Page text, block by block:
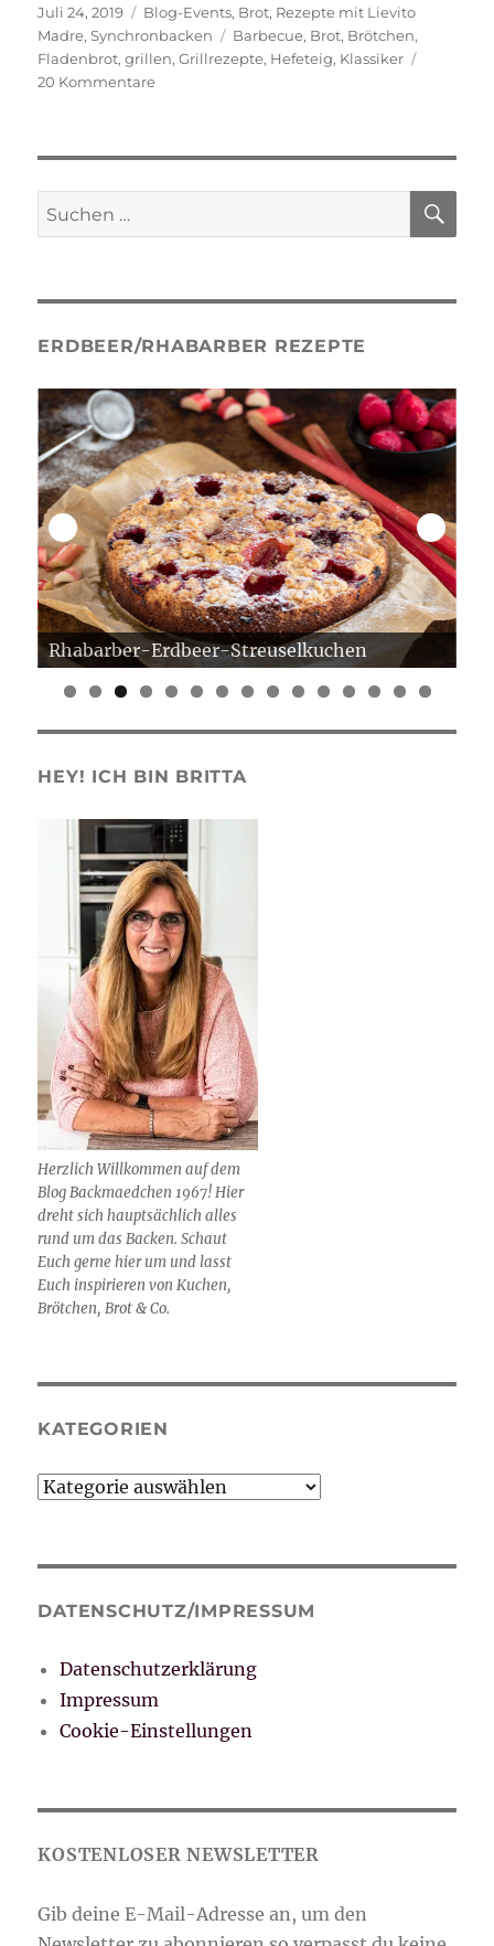
Veröffentlicht
am
Juli 24, 2019 Kategorien
Blog-Events, Brot, Rezepte mit Lievito
Madre,Synchronbacken Schlagwörter
Barbecue, Brot, Brötchen,
Fladenbrot,grillen,Grillrezepte, Hefeteig, Klassiker
20 Kommentarezu
Suche
nach:
ERDBEER/RHABARBER REZEPTE
Erdbeer Gugelhupf
0 1 2 3 4 5
HEY! ICH BIN BRITTA
Herzlich Willkommen auf dem
Blog Backmaedchen 1967! Hier
dreht sich hauptsächlich alles
rund um das Backen. Schaut
Euch gerne hier um und lasst
Euch inspirieren von Kuchen,
Brötchen, Brot & Co.
KATEGORIEN
Kategorien
DATENSCHUTZ/IMPRESSUM
Datenschutzerklärung
Impressum
Cookie-Einstellungen